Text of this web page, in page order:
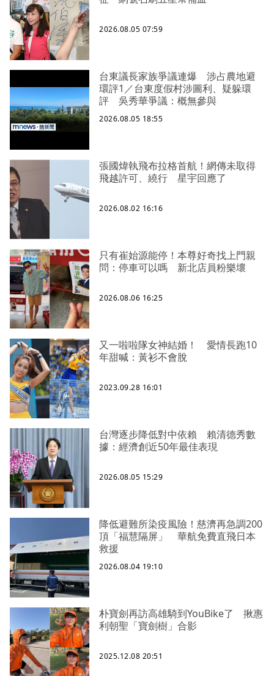
2026.08.05 07:59
台東議長家族爭議連爆 涉占農地避
環評1／台東度假村涉圖利、疑躲環
評 吳秀華爭議：概無參與
2026.08.05 18:55
張國煒執飛布拉格首航！網傳未取得
飛越許可、繞行 星宇回應了
2026.08.02 16:16
只有崔始源能停！本尊好奇找上門親
問：停車可以嗎 新北店員粉樂壞
2026.08.06 16:25
又一啦啦隊女神結婚！ 愛情長跑10
年甜喊：黃衫不會脫
2023.09.28 16:01
台灣逐步降低對中依賴 賴清德秀數
據：經濟創近50年最佳表現
2026.08.05 15:29
降低避難所染疫風險！慈濟再急調200
頂「福慧隔屏」 華航免費直飛日本
救援
2026.08.04 19:10
朴寶劍再訪高雄騎到YouBike了 揪惠
利朝聖「寶劍樹」合影
2025.12.08 20:51